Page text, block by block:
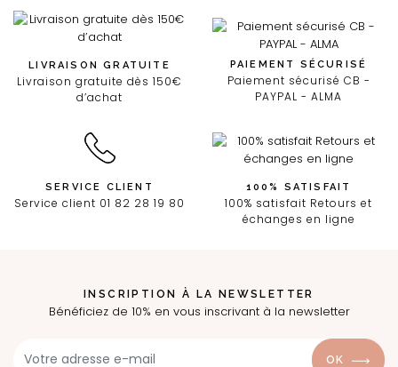
LIVRAISON GRATUITE
Livraison gratuite dès 150€
d’achat
PAIEMENT SÉCURISÉ
Paiement sécurisé CB -
PAYPAL - ALMA
SERVICE CLIENT
Service client 01 82 28 19 80
100% SATISFAIT
100% satisfait Retours et
échanges en ligne
INSCRIPTION À LA NEWSLETTER
Bénéficiez de 10% en vous inscrivant à la newsletter
OK